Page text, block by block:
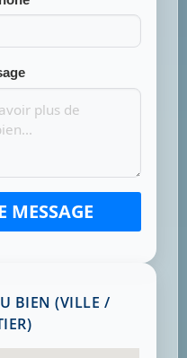
MESSAGE
BIEN (VILLE /